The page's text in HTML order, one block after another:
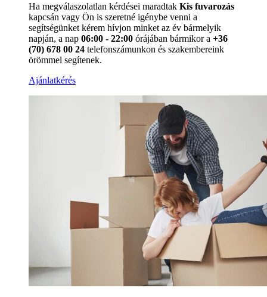
Ha megválaszolatlan kérdései maradtak Kis fuvarozás
kapcsán vagy Ön is szeretné igénybe venni a
segítségünket kérem hívjon minket az év bármelyik
napján, a nap 06:00 - 22:00 órájában bármikor a +36
(70) 678 00 24 telefonszámunkon és szakembereink
örömmel segítenek.
Ajánlatkérés